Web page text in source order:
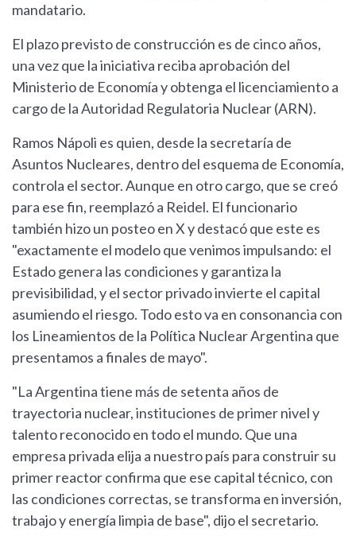
mandatario.
El plazo previsto de construcción es de cinco años,
una vez que la iniciativa reciba aprobación del
Ministerio de Economía y obtenga el licenciamiento a
cargo de la Autoridad Regulatoria Nuclear (ARN).
Ramos Nápoli es quien, desde la secretaría de
Asuntos Nucleares, dentro del esquema de Economía,
controla el sector. Aunque en otro cargo, que se creó
para ese fin, reemplazó a Reidel. El funcionario
también hizo un posteo en X y destacó que este es
"exactamente el modelo que venimos impulsando: el
Estado genera las condiciones y garantiza la
previsibilidad, y el sector privado invierte el capital
asumiendo el riesgo. Todo esto va en consonancia con
los Lineamientos de la Política Nuclear Argentina que
presentamos a finales de mayo".
"La Argentina tiene más de setenta años de
trayectoria nuclear, instituciones de primer nivel y
talento reconocido en todo el mundo. Que una
empresa privada elija a nuestro país para construir su
primer reactor confirma que ese capital técnico, con
las condiciones correctas, se transforma en inversión,
trabajo y energía limpia de base", dijo el secretario.